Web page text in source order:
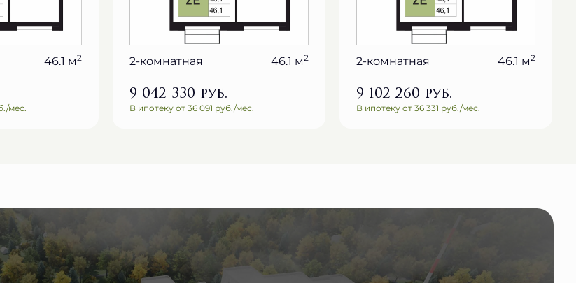
46.1 м2
мес.
2-комнатная 46.1 м2
9 042 330 руб.
В ипотеку от 36 091 руб./мес.
2-комнатная 46.1 м2
9 102 260 руб.
В ипотеку от 36 331 руб./мес.